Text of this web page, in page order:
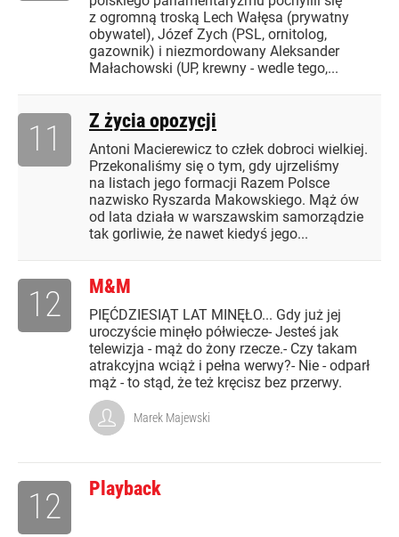
z ogromną troską Lech Wałęsa (prywatny
obywatel), Józef Zych (PSL, ornitolog,
gazownik) i niezmordowany Aleksander
Małachowski (UP, krewny - wedle tego,...
Z życia opozycji
Antoni Macierewicz to człek dobroci wielkiej.
Przekonaliśmy się o tym, gdy ujrzeliśmy
na listach jego formacji Razem Polsce
nazwisko Ryszarda Makowskiego. Mąż ów
od lata działa w warszawskim samorządzie
tak gorliwie, że nawet kiedyś jego...
11
M&M
PIĘĆDZIESIĄT LAT MINĘŁO... Gdy już jej
uroczyście minęło półwiecze- Jesteś jak
telewizja - mąż do żony rzecze.- Czy takam
atrakcyjna wciąż i pełna werwy?- Nie - odparł
mąż - to stąd, że też kręcisz bez przerwy.
12
Marek Majewski
Playback
12